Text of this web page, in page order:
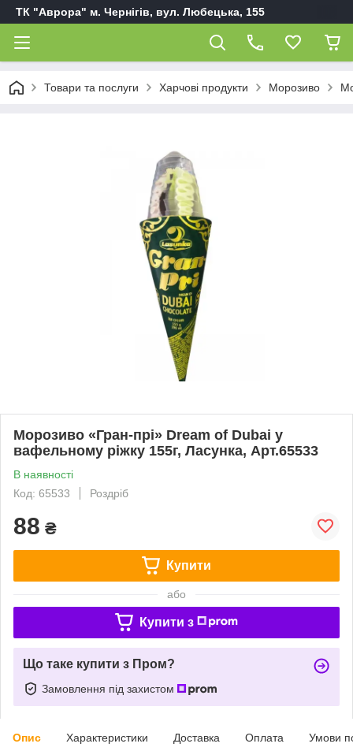
ТК "Аврора" м. Чернігів, вул. Любецька, 155
Товари та послуги Харчові продукти Морозиво
Морозиво «Гран-прі» Dream of Dubai у
вафельному ріжку 155г, Ласунка, Арт.65533
В наявності
Код: 65533
Роздріб
88 ₴
Купити
або
Купити з
Що таке купити з Пром?
Замовлення під захистом
Опис Характеристики Доставка Оплата Умови